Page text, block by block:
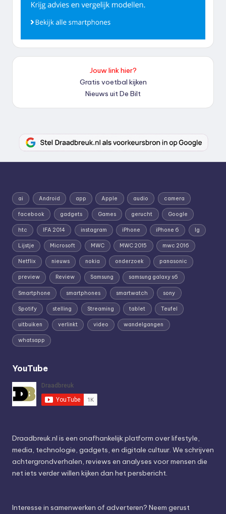
Jouw link hier?
Gratis voetbal kijken
Nieuws uit De Bilt
ai Android app Apple audio camera
facebook gadgets Games gerucht Google
htc IFA 2014 instagram iPhone iPhone 6 lg
Lijstje Microsoft MWC MWC 2015 mwc 2016
Netflix nieuws nokia onderzoek panasonic
preview Review Samsung samsung galaxy s6
Smartphone smartphones smartwatch sony
Spotify stelling Streaming tablet Teufel
uitbuiken verlinkt video wandelgangen
whatsapp
YouTube
Draadbreuk.nl is een onafhankelijk platform over lifestyle,
media, technologie, gadgets, en digitale cultuur. We schrijven
achtergrondverhalen, reviews en analyses voor mensen die
net iets verder willen kijken dan het persbericht.
Interesse in samenwerken of adverteren? Neem gerust